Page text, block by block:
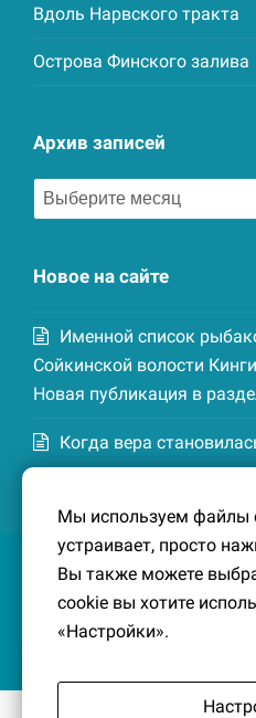
Вдоль Нарвского тракта
Острова Финского залива
Архив записей
Архив
записей
Новое на сайте
Именной список
Сойкинской волости
Новая публикация в
Когда вера
Котельской волости
27 гг. Новая публикация
эпох»
Мы используем файлы
устраивает, просто
Вы также можете
cookie вы хотите
«Настройки».